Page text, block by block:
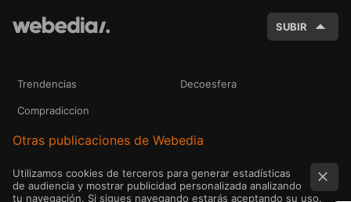
SUBIR
Trendencias Decoesfera
Compradiccion
Otras publicaciones de Webedia
Utilizamos cookies de terceros para generar estadísticas
de audiencia y mostrar publicidad personalizada analizando
tu navegación. Si sigues navegando estarás aceptando su uso.